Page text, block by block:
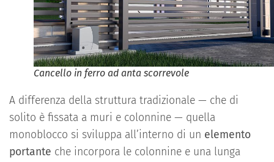
Cancello in ferro ad anta scorrevole
A differenza della struttura tradizionale — che di
solito è fissata a muri e colonnine — quella
monoblocco si sviluppa all’interno di un elemento
portante che incorpora le colonnine e una lunga